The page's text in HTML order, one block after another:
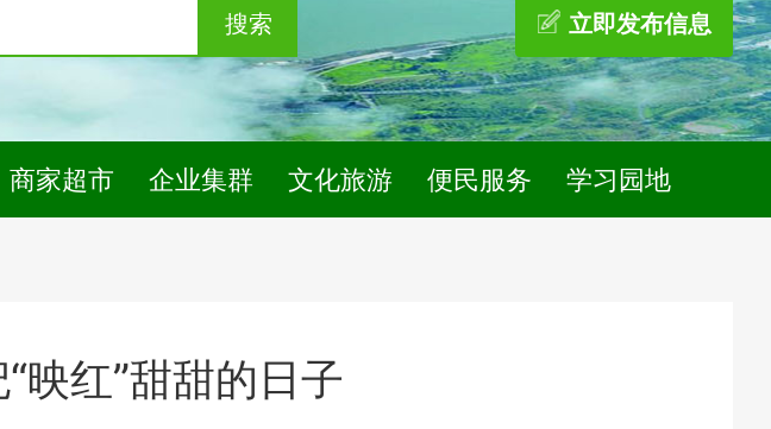
搜索 立即发布信息
商家超市 企业集群 文化旅游 便民服务 学习园地
映红”甜甜的日子